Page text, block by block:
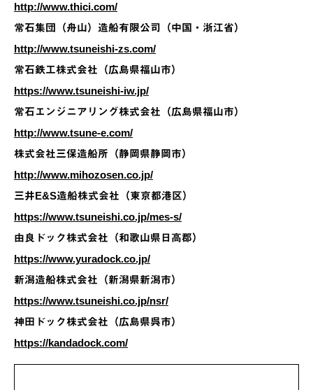
http://www.thici.com/
常石集団（舟山）造船有限公司（中国・浙江省）
http://www.tsuneishi-zs.com/
常石鉄工株式会社（広島県福山市）
https://www.tsuneishi-iw.jp/
常石エンジニアリング株式会社（広島県福山市）
http://www.tsune-e.com/
株式会社三保造船所（静岡県静岡市）
http://www.mihozosen.co.jp/
三井E&S造船株式会社（東京都港区）
https://www.tsuneishi.co.jp/mes-s/
由良ドック株式会社（和歌山県日高郡）
https://www.yuradock.co.jp/
新潟造船株式会社（新潟県新潟市）
https://www.tsuneishi.co.jp/nsr/
神田ドック株式会社（広島県呉市）
https://kandadock.com/